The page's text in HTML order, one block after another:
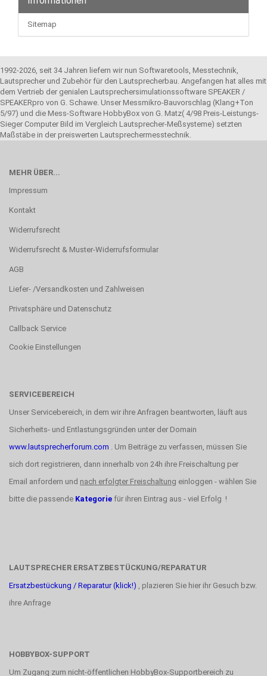
Sitemap
1992-2026, seit 34 Jahren liefern wir nun Softwaretools, Messtechnik,
Lautsprecher und Zubehör für den Lautsprecherbau. Angefangen hat alles mit
dem Vertrieb der genialen Lautsprechersimulationssoftware SPEAKER /
SPEAKERpro von G. Schawe. Unser Messmikro-Bauvorschlag (Klang+Ton
5/97) und die Mess-Software HobbyBox von G. Matz( 4/98 Preis-Leistungs-
Sieger Computer Bild im Vergleich Lautsprecher-Meßsysteme) setzten
Maßstäbe in der preiswerten Lautsprechermesstechnik.
MEHR ÜBER...
Impressum
Kontakt
Widerrufsrecht
Widerrufsrecht & Muster-Widerrufsformular
AGB
Liefer- /Versandkosten und Zahlweisen
Privatsphäre und Datenschutz
Callback Service
Cookie Einstellungen
SERVICEBEREICH
Unser Servicebereich, in dem wir ihre Anfragen beantworten, läuft aus
Sicherheits- und Entlastungsgründen unter der Domain
www.lautsprecherforum.com . Um Beiträge zu verfassen, müssen Sie
sich dort registrieren, dann innerhalb von 24h ihre Freischaltung per
Email anfordern und nach erfolgter Freischaltung einloggen - wählen Sie
bitte die passende Kategorie für ihren Eintrag aus - viel Erfolg !
LAUTSPRECHER ERSATZBESTÜCKUNG/REPARATUR
Ersatzbestückung / Reparatur (klick!) , plazieren Sie hier ihr Gesuch bzw.
ihre Anfrage
HOBBYBOX-SUPPORT
Um Zugang zum nicht-öffentlichen HobbyBox-Supportbereich zu